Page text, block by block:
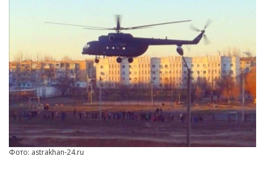
Фото: astrakhan-24.ru